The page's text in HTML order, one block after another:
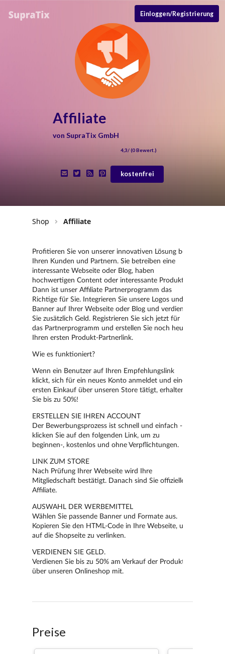
Einloggen/Registrierung
Affiliate
von SupraTix GmbH
4,3/ (0Bewert.)
kostenfrei
Shop Affiliate
Preise